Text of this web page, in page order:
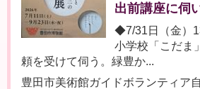
出前講座に伺
◆7/31日（金）
小学校「こだま
頼を受けて伺う。緑豊か...
豊田市美術館ガイドボランティア